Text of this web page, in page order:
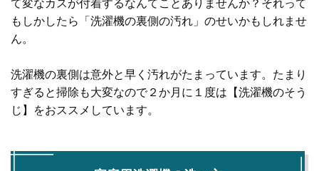
て変なカスが付着するなんてことありませんか？それって
もしかしたら「洗濯機の裏側の汚れ」のせいかもしれませ
ん。
洗濯機の裏側は意外と早く汚れがたまっています。たまり
すぎると掃除も大変なので２か月に１度は【洗濯機のそう
じ】をおススメしています。